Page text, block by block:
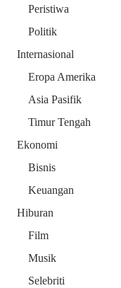
Peristiwa
Politik
Internasional
Eropa Amerika
Asia Pasifik
Timur Tengah
Ekonomi
Bisnis
Keuangan
Hiburan
Film
Musik
Selebriti